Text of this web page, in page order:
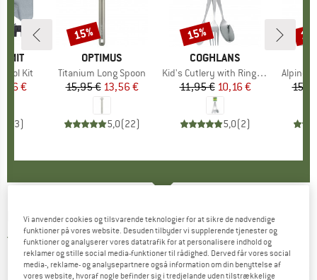
Kit
pris
€
3)
MÆRKE
OPTIMUS
Artikel
Titanium Long Spoon
Pris
15,95 € Nedsat pris
13,56 €
5,0(22)
Rabat
15%
MÆRKE
COGHLANS
Artikel
Kid's Cutlery with Ring 3-piece
Pris
11,95 €Nedsat pris
10,16 €
5,0(2)
Rabat
15%
Artikel
Alpine
KUPILKA - Kaarna' Cutting / Serving Board
4,5(2)
Vi anvender cookies og tilsvarende teknologier for at sikre de nødvendige
funktioner på vores website. Desuden tilbyder vi supplerende tjenester og
funktioner og analyserer vores datatrafik for at personalisere indhold og
reklamer og stille social media-funktioner til rådighed. Derved får vores social
media-, reklame- og analysepartnere også information om din benyttelse af
vores website, hvoraf nogle befinder sig i tredjelande uden tilstrækkelige